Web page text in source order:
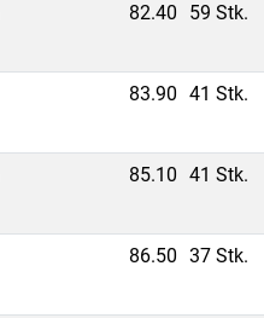
82.40 59 Stk.
83.90 41 Stk.
85.10 41 Stk.
86.50 37 Stk.